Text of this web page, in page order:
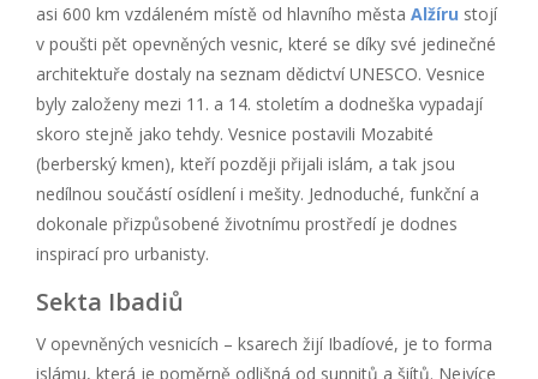
asi 600 km vzdáleném místě od hlavního města Alžíru stojí
v poušti pět opevněných vesnic, které se díky své jedinečné
architektuře dostaly na seznam dědictví UNESCO. Vesnice
byly založeny mezi 11. a 14. stoletím a dodneška vypadají
skoro stejně jako tehdy. Vesnice postavili Mozabité
(berberský kmen), kteří později přijali islám, a tak jsou
nedílnou součástí osídlení i mešity. Jednoduché, funkční a
dokonale přizpůsobené životnímu prostředí je dodnes
inspirací pro urbanisty.
Sekta Ibadiů
V opevněných vesnicích – ksarech žijí Ibadíové, je to forma
islámu, která je poměrně odlišná od sunnitů a šiítů. Nejvíce